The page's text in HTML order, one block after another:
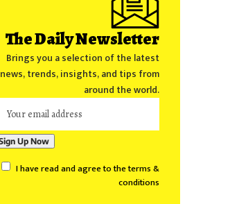
The Daily Newsletter
Brings you a selection of the latest
news, trends, insights, and tips from
around the world.
I have read and agree to the terms &
conditions